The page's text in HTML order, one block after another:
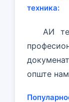
техника:
АИ
опште